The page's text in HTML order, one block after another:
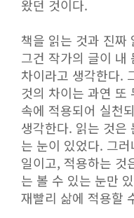
왔던 것이다.
책을 읽는 것과 진짜
그건 작가의 글이 내
차이라고 생각한다.
것의 차이는 과연 또
속에 적용되어 실천
생각한다. 읽는 것은
는 눈이 있었다. 그
일이고, 적용하는 것
는 볼 수 있는 눈만
재빨리 삶에 적용할